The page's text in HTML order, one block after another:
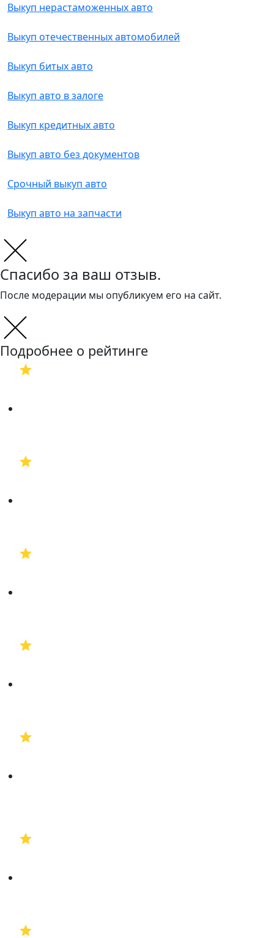
Выкуп нерастаможенных авто
Выкуп отечественных автомобилей
Выкуп битых авто
Выкуп авто в залоге
Выкуп кредитных авто
Выкуп авто без документов
Срочный выкуп авто
Выкуп авто на запчасти
Спасибо за ваш отзыв.
После модерации мы опубликуем его на сайт.
Подробнее о рейтинге